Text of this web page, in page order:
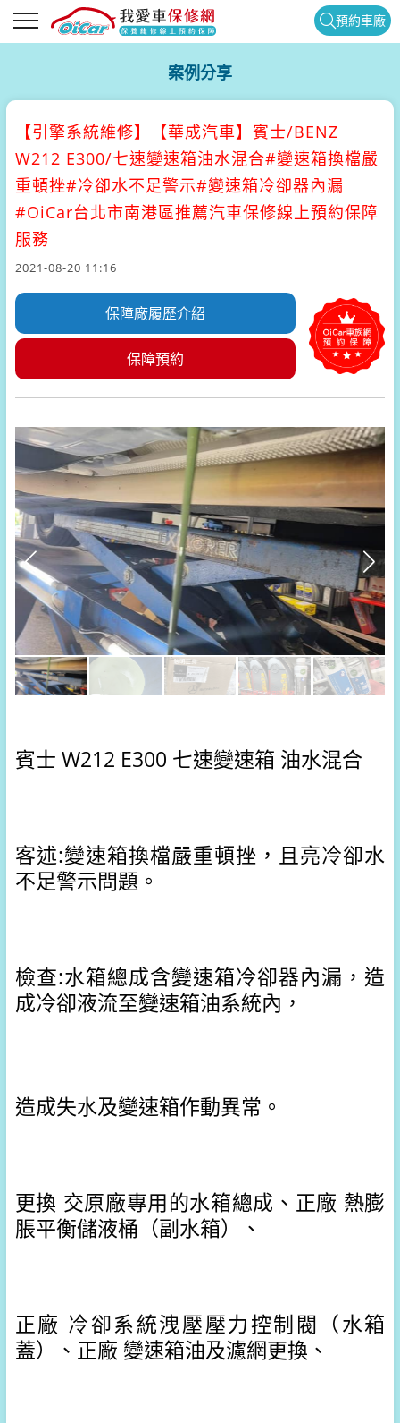
預約車廠
案例分享
【引擎系統維修】
【華成汽車】賓士/BENZ
W212 E300/七速變速箱油水混合#變速箱換檔嚴
重頓挫#冷卻水不足警示#變速箱冷卻器內漏
#OiCar台北市南港區推薦汽車保修線上預約保障
服務
2021-08-20 11:16
保障廠履歷介紹
保障預約
賓士 W212 E300 七速變速箱 油水混合
客述:變速箱換檔嚴重頓挫，且亮冷卻水
不足警示問題。
檢查:水箱總成含變速箱冷卻器內漏，造
成冷卻液流至變速箱油系統內，
造成失水及變速箱作動異常。
更換 交原廠專用的水箱總成、 正廠 熱膨
脹平衡儲液桶（副水箱）、
正廠 冷卻系統洩壓壓力控制閥（水箱
蓋）、 正廠 變速箱油及濾網更換、